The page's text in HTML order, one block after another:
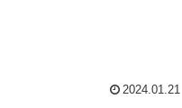
2024.01.21